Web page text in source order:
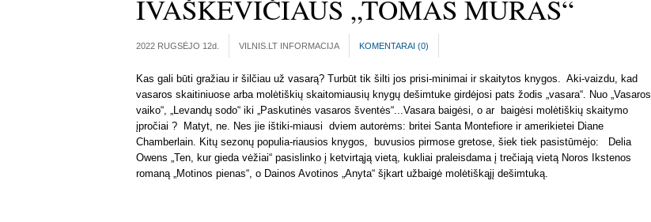
IVAŠKEVIČIAUS „TOMAS MŪRAS“
2022 RUGSĖJO 12d. VILNIS.LT INFORMACIJA KOMENTARAI (0)
Kas gali būti gražiau ir šilčiau už vasarą? Turbūt tik šilti jos prisi-minimai ir skaitytos knygos. Aki-vaizdu, kad
vasaros skaitiniuose arba molėtiškių skaitomiausių knygų dešimtuke girdėjosi pats žodis „vasara“. Nuo „Vasaros
vaiko“, „Levandų sodo“ iki „Paskutinės vasaros šventės“...Vasara baigėsi, o ar baigėsi molėtiškių skaitymo
įpročiai ? Matyt, ne. Nes jie ištiki-miausi dviem autorėms: britei Santa Montefiore ir amerikietei Diane
Chamberlain. Kitų sezonų populia-riausios knygos, buvusios pirmose gretose, šiek tiek pasistūmėjo: Delia
Owens „Ten, kur gieda vėžiai“ pasislinko į ketvirtąją vietą, kukliai praleisdama į trečiają vietą Noros Ikstenos
romaną „Motinos pienas“, o Dainos Avotinos „Anyta“ šįkart užbaigė molėtiškąjį dešimtuką.